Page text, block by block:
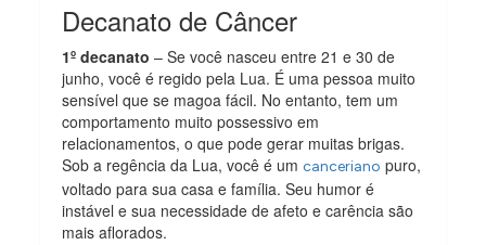
Decanato de Câncer
1º decanato – Se você nasceu entre 21 e 30 de
junho, você é regido pela Lua. É uma pessoa muito
sensível que se magoa fácil. No entanto, tem um
comportamento muito possessivo em
relacionamentos, o que pode gerar muitas brigas.
Sob a regência da Lua, você é umcanceriano puro,
voltado para sua casa e família. Seu humor é
instável e sua necessidade de afeto e carência são
mais aflorados.